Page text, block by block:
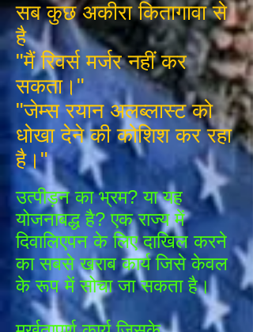
सब कुछ अकीरा कितागावा से
है
"मैं रिवर्स मर्जर नहीं कर
सकता।"
"जेम्स रयान अलब्लास्ट को
धोखा देने की कोशिश कर रहा
है।"
उत्पीड़न का भ्रम? या यह
योजनाबद्ध है? एक राज्य में
दिवालिएपन के लिए दाखिल करने
का सबसे खराब कार्य जिसे केवल
के रूप में सोचा जा सकता है।